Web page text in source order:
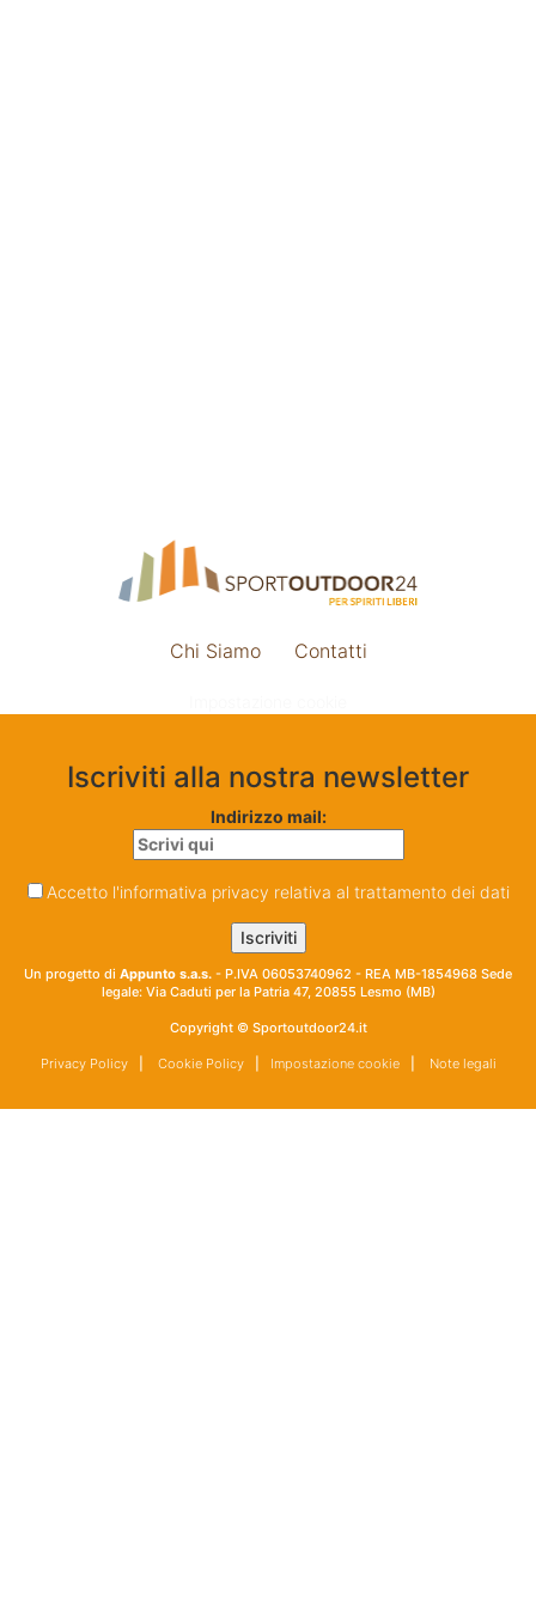
Chi Siamo Contatti
Iscriviti alla nostra newsletter
Indirizzo mail:
Accetto l'informativa privacy relativa al trattamento dei dati
Un progetto di Appunto s.a.s. - P.IVA 06053740962 - REA MB-1854968 Sede
legale: Via Caduti per la Patria 47, 20855 Lesmo (MB)
Copyright © Sportoutdoor24.it
Privacy Policy| Cookie Policy| Impostazione cookie| Note legali